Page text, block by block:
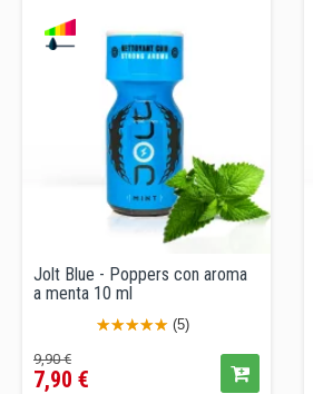
Jolt Blue - Poppers con aroma
a menta 10 ml
(5)
Precio
regular
9,90 €Precio
7,90 €